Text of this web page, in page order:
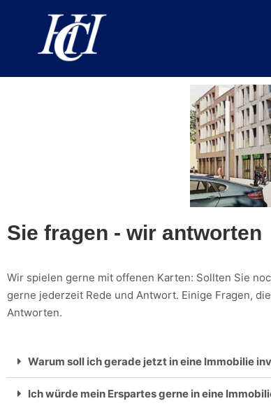
Sie fragen - wir antworten
Wir spielen gerne mit offenen Karten: Sollten Sie
gerne jederzeit Rede und Antwort. Einige Fragen,
Antworten.
Warum soll ich gerade jetzt in eine Immobilie
Ich würde mein Erspartes gerne in eine